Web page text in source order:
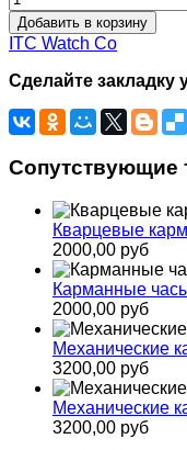
ITC Watch Co
Сделайте закладку
Сопутствующие
Кварцевые
2000,00 руб
Карманные
2000,00 руб
Механические
3200,00 руб
Механические
3200,00 руб